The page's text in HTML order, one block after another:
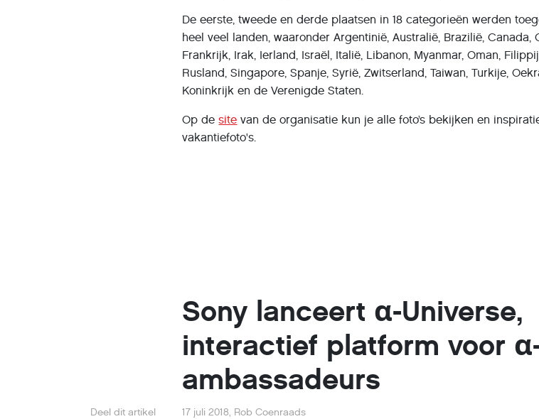
De eerste, tweede en derde plaatsen in 18 categorieën werden
heel veel landen, waaronder Argentinië, Australië, Brazilië, Canada,
Frankrijk, Irak, Ierland, Israël, Italië, Libanon, Myanmar, Oman,
Rusland, Singapore, Spanje, Syrië, Zwitserland, Taiwan, Turkije,
Koninkrijk en de Verenigde Staten.
Op desite van de organisatie kun je alle foto’s bekijken en
vakantiefoto's.
Sony lanceert α-Universe,
interactief platform voor
ambassadeurs
Deel dit artikel 17 juli 2018, Rob Coenraads